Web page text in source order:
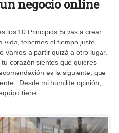
negocio online
los 10 Principios Si vas a crear
vida, tenemos el tiempo justo,
vamos a partir quizá a otro lugar.
corazón sientes que quieres
es la siguiente, que
Desde mi humilde opinión,
tiene